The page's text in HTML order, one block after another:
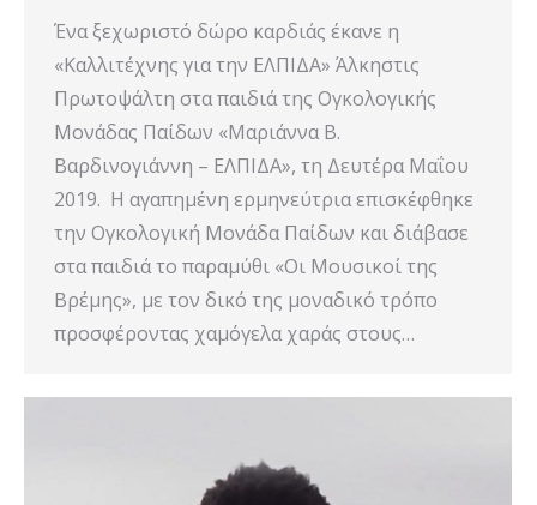
Ένα ξεχωριστό δώρο καρδιάς έκανε η
«Καλλιτέχνης για την ΕΛΠΙΔΑ» Άλκηστις
Πρωτοψάλτη στα παιδιά της Ογκολογικής
Μονάδας Παίδων «Μαριάννα Β.
Βαρδινογιάννη – ΕΛΠΙΔΑ», τη Δευτέρα Μαΐου
2019. Η αγαπημένη ερμηνεύτρια επισκέφθηκε
την Ογκολογική Μονάδα Παίδων και διάβασε
στα παιδιά το παραμύθι «Οι Μουσικοί της
Βρέμης», με τον δικό της μοναδικό τρόπο
προσφέροντας χαμόγελα χαράς στους…